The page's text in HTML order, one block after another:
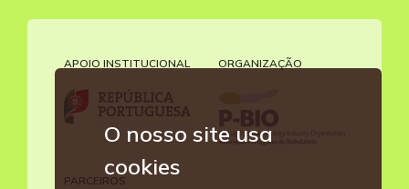
O nosso site usa
cookies
APOIO INSTITUCIONAL ORGANIZAÇÃO
PARCEIROS